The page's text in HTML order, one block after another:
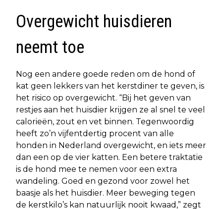
Overgewicht huisdieren
neemt toe
Nog een andere goede reden om de hond of
kat geen lekkers van het kerstdiner te geven, is
het risico op overgewicht. “Bij het geven van
restjes aan het huisdier krijgen ze al snel te veel
calorieën, zout en vet binnen. Tegenwoordig
heeft zo’n vijfentdertig procent van alle
honden in Nederland overgewicht, en iets meer
dan een op de vier katten. Een betere traktatie
is de hond mee te nemen voor een extra
wandeling. Goed en gezond voor zowel het
baasje als het huisdier. Meer beweging tegen
de kerstkilo’s kan natuurlijk nooit kwaad,” zegt